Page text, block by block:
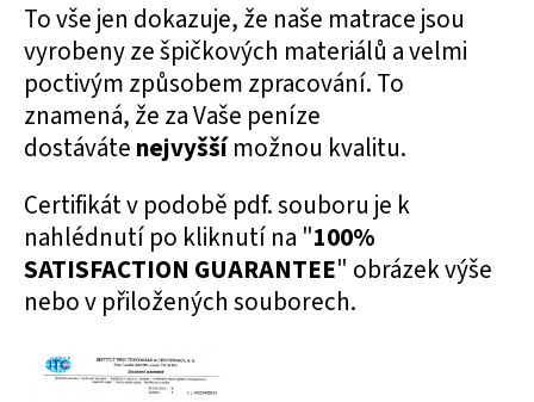
To vše jen dokazuje, že naše matrace jsou
vyrobeny ze špičkových materiálů a velmi
poctivým způsobem zpracování. To
znamená, že za Vaše peníze
dostáváte nejvyšší možnou kvalitu.
Certifikát v podobě pdf. souboru je k
nahlédnutí po kliknutí na "100%
SATISFACTION GUARANTEE" obrázek výše
nebo v přiložených souborech.